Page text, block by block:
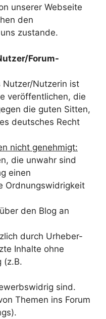
unserer Webseite
den
zustande.
Forum-
Nutzer/Nutzerin ist
veröffentlichen, die
die guten Sitten,
deutsches Recht
nicht genehmigt:
die unwahr sind
einen
Ordnungswidrigkeit
den Blog an
durch Urheber-
Inhalte ohne
(z.B.
sind.
Themen ins Forum